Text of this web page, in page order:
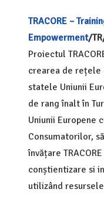
TRACORE –
Empowerment/
Proiectul
crearea de rețele
statele Uniunii
de rang înalt în
Uniunii Europene
Consumatorilor,
învățare
conștientizare si
utilizând